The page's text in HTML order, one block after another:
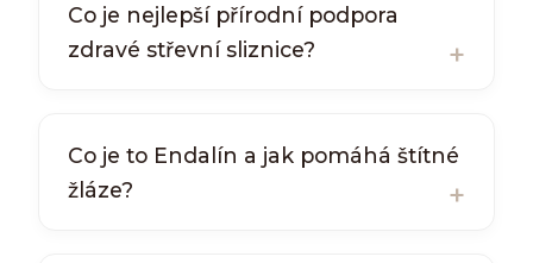
Co je nejlepší přírodní podpora
zdravé střevní sliznice?
Co je to Endalín a jak pomáhá štítné
žláze?